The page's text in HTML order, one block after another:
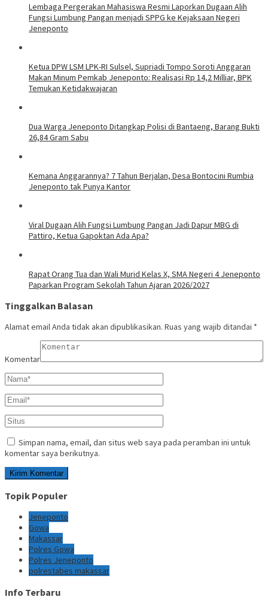
Lembaga Pergerakan Mahasiswa Resmi Laporkan Dugaan Alih
Fungsi Lumbung Pangan menjadi SPPG ke Kejaksaan Negeri
Jeneponto
Ketua DPW LSM LPK-RI Sulsel, Supriadi Tompo Soroti Anggaran
Makan Minum Pemkab Jeneponto: Realisasi Rp 14,2 Milliar, BPK
Temukan Ketidakwajaran
Dua Warga Jeneponto Ditangkap Polisi di Bantaeng, Barang Bukti
26,84 Gram Sabu
Kemana Anggarannya? 7 Tahun Berjalan, Desa Bontocini Rumbia
Jeneponto tak Punya Kantor
Viral Dugaan Alih Fungsi Lumbung Pangan Jadi Dapur MBG di
Pattiro, Ketua Gapoktan Ada Apa?
Rapat Orang Tua dan Wali Murid Kelas X, SMA Negeri 4 Jeneponto
Paparkan Program Sekolah Tahun Ajaran 2026/2027
Tinggalkan Balasan
Alamat email Anda tidak akan dipublikasikan. Ruas yang wajib ditandai *
Komentar
Simpan nama, email, dan situs web saya pada peramban ini untuk
komentar saya berikutnya.
Topik Populer
Jeneponto
Gowa
Makassar
Polres Gowa
Polres Jeneponto
polrestabes makassar
Info Terbaru